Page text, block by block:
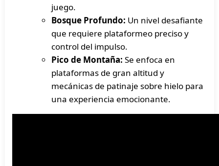
juego.
Bosque Profundo: Un nivel desafiante
que requiere plataformeo preciso y
control del impulso.
Pico de Montaña: Se enfoca en
plataformas de gran altitud y
mecánicas de patinaje sobre hielo para
una experiencia emocionante.